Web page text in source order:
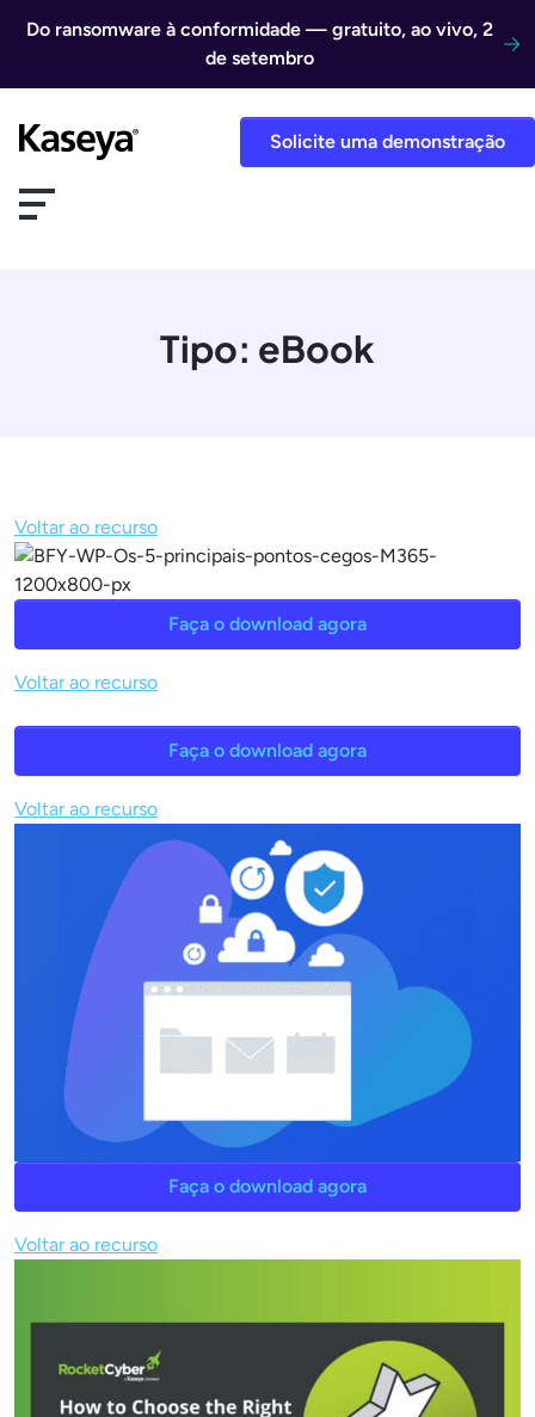
Do ransomware à conformidade — gratuito, ao vivo, 2
de setembro
Solicite uma demonstração
Tipo: eBook
Voltar ao recurso
Faça o download agora
Voltar ao recurso
Faça o download agora
Voltar ao recurso
Faça o download agora
Voltar ao recurso